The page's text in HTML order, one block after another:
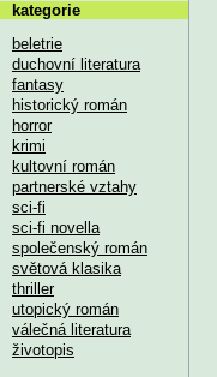
kategorie
beletrie
duchovní literatura
fantasy
historický román
horror
krimi
kultovní román
partnerské vztahy
sci-fi
sci-fi novella
společenský román
světová klasika
thriller
utopický román
válečná literatura
životopis